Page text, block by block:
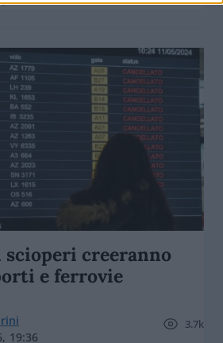
creeranno
e ferrovie
19:36
3.7k